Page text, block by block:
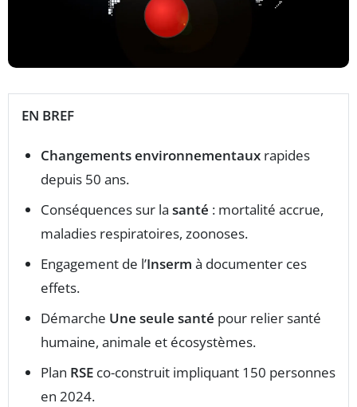
EN BREF
Changements environnementaux rapides
depuis 50 ans.
Conséquences sur la santé : mortalité accrue,
maladies respiratoires, zoonoses.
Engagement de l’Inserm à documenter ces
effets.
Démarche Une seule santé pour relier santé
humaine, animale et écosystèmes.
Plan RSE co-construit impliquant 150 personnes
en 2024.